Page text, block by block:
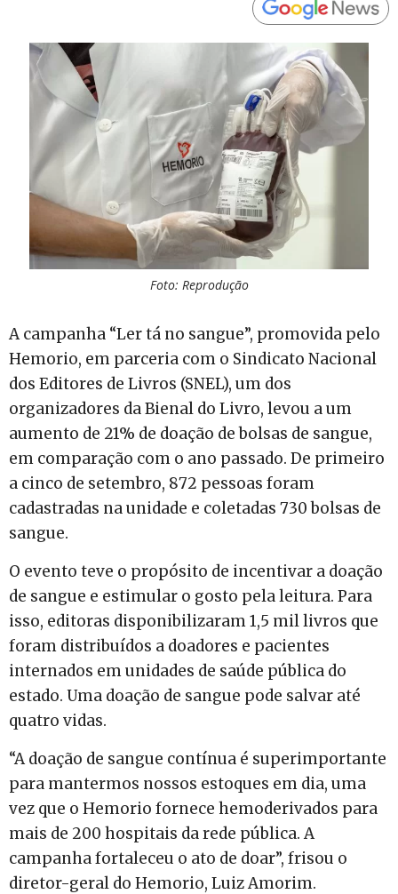
Foto: Reprodução
A campanha “Ler tá no sangue”, promovida pelo
Hemorio, em parceria com o Sindicato Nacional
dos Editores de Livros (SNEL), um dos
organizadores da Bienal do Livro, levou a um
aumento de 21% de doação de bolsas de sangue,
em comparação com o ano passado. De primeiro
a cinco de setembro, 872 pessoas foram
cadastradas na unidade e coletadas 730 bolsas de
sangue.
O evento teve o propósito de incentivar a doação
de sangue e estimular o gosto pela leitura. Para
isso, editoras disponibilizaram 1,5 mil livros que
foram distribuídos a doadores e pacientes
internados em unidades de saúde pública do
estado. Uma doação de sangue pode salvar até
quatro vidas.
“A doação de sangue contínua é superimportante
para mantermos nossos estoques em dia, uma
vez que o Hemorio fornece hemoderivados para
mais de 200 hospitais da rede pública. A
campanha fortaleceu o ato de doar”, frisou o
diretor-geral do Hemorio, Luiz Amorim.